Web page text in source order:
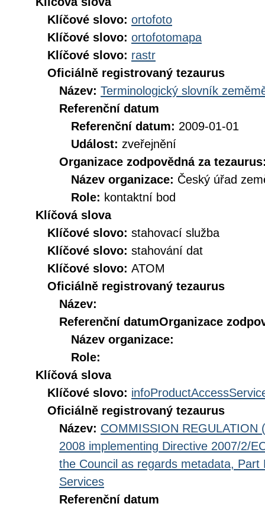
Klíčové slovo: ortofoto
Klíčové slovo: ortofotomapa
Klíčové slovo: rastr
Oficiálně registrovaný tezaurus
Název: Terminologický slovník
Referenční datum
Referenční datum: 2009-01-01
Událost: zveřejnění
Organizace zodpovědná za
Název organizace: Český úřad
Role: kontaktní bod
Klíčová slova
Klíčové slovo: stahovací služba
Klíčové slovo: stahování dat
Klíčové slovo: ATOM
Oficiálně registrovaný tezaurus
Název:
Referenční datumOrganizace
Název organizace:
Role:
Klíčová slova
Klíčové slovo:
Oficiálně registrovaný tezaurus
Název: COMMISSION REGULATION
2008 implementing Directive 2007/2/
the Council as regards metadata,
Services
Referenční datum